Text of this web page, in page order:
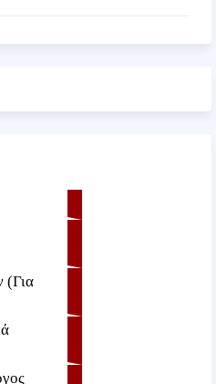
(Για